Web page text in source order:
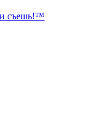
съешь!™